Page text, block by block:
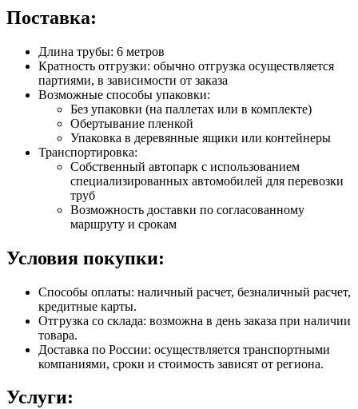
Поставка:
Длина трубы: 6 метров
Кратность отгрузки: обычно отгрузка осуществляется
партиями, в зависимости от заказа
Возможные способы упаковки:
Без упаковки (на паллетах или в комплекте)
Обертывание пленкой
Упаковка в деревянные ящики или контейнеры
Транспортировка:
Собственный автопарк с использованием
специализированных автомобилей для перевозки
труб
Возможность доставки по согласованному
маршруту и срокам
Условия покупки:
Способы оплаты: наличный расчет, безналичный расчет,
кредитные карты.
Отгрузка со склада: возможна в день заказа при наличии
товара.
Доставка по России: осуществляется транспортными
компаниями, сроки и стоимость зависят от региона.
Услуги: